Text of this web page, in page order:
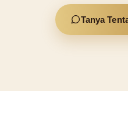
Tanya